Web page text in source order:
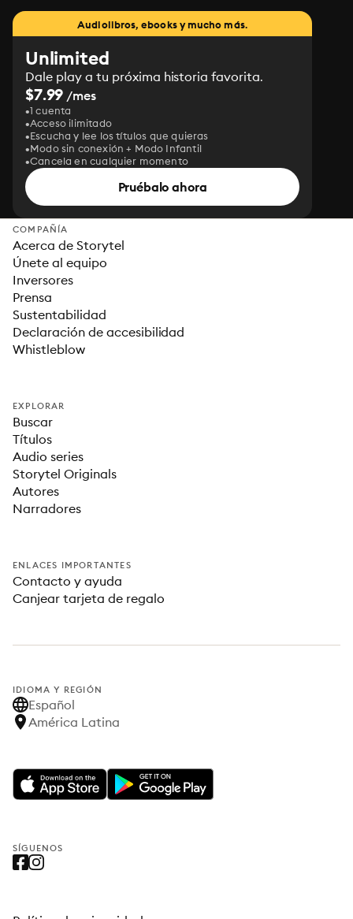
Audiolibros, ebooks y mucho más.
Unlimited
Dale play a tu próxima historia favorita.
$7.99 /mes
1 cuenta
Acceso ilimitado
Escucha y lee los títulos que quieras
Modo sin conexión + Modo Infantil
Cancela en cualquier momento
Pruébalo ahora
COMPAÑÍA
Acerca de Storytel
Únete al equipo
Inversores
Prensa
Sustentabilidad
Declaración de accesibilidad
Whistleblow
EXPLORAR
Buscar
Títulos
Audio series
Storytel Originals
Autores
Narradores
ENLACES IMPORTANTES
Contacto y ayuda
Canjear tarjeta de regalo
IDIOMA Y REGIÓN
Español
América Latina
SÍGUENOS